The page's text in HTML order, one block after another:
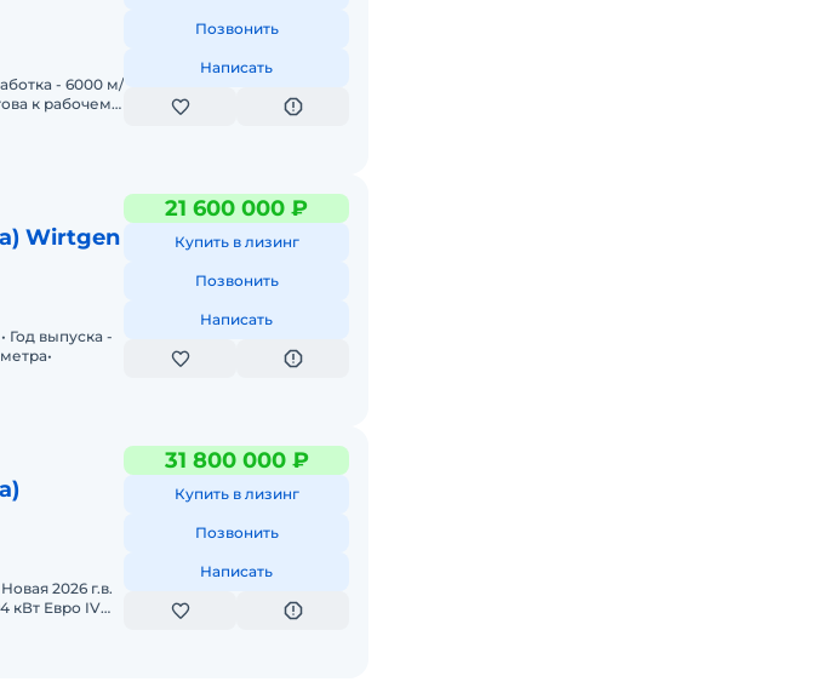
к рабочему
Позвонить
Написать
Wirtgen
Год выпуска -
21 600 000 ₽
Купить в лизинг
Позвонить
Написать
кВт Евро IV
31 800 000 ₽
Купить в лизинг
Позвонить
Написать